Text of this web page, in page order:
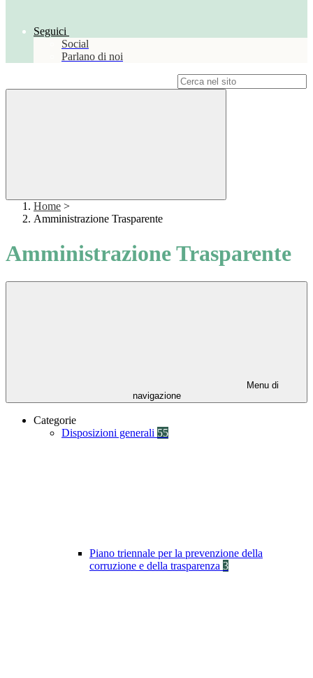
Seguici
Social
Parlano di noi
Home >
Amministrazione Trasparente
Amministrazione Trasparente
Menu di
navigazione
Categorie
Disposizioni generali 55
Piano triennale per la prevenzione della
corruzione e della trasparenza 3